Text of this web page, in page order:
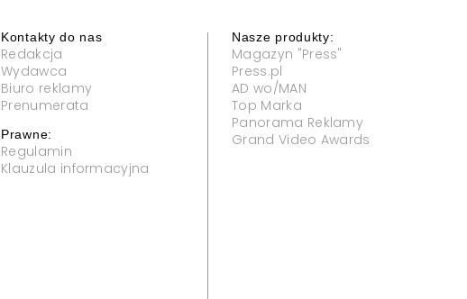
Kontakty do nas
Redakcja
Wydawca
Biuro reklamy
Prenumerata
Prawne:
Regulamin
Klauzula informacyjna
Nasze produkty:
Magazyn "Press"
Press.pl
AD wo/MAN
Top Marka
Panorama Reklamy
Grand Video Awards